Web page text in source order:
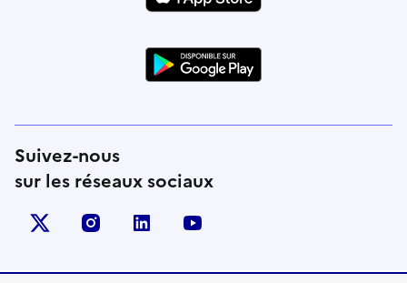
Suivez-nous
sur les réseaux sociaux
X (anciennement Twitter)
instagramlinkedin